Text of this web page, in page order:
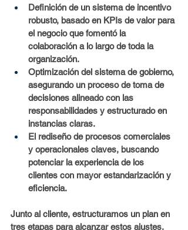
Definición de un sistema de incentivo
robusto, basado en KPIs de valor para
el negocio que fomentó la
colaboración a lo largo de toda la
organización.
Optimización del sistema de gobierno,
asegurando un proceso de toma de
decisiones alineado con las
responsabilidades y estructurado en
instancias claras.
El rediseño de procesos comerciales
y operacionales claves, buscando
potenciar la experiencia de los
clientes con mayor estandarización y
eficiencia.
Junto al cliente, estructuramos un plan en
tres etapas para alcanzar estos ajustes.